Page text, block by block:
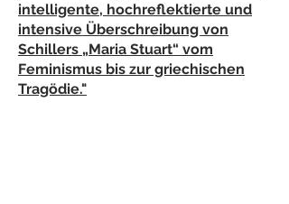
intelligente, hochreflektierte und
intensive Überschreibung von
Schillers „Maria Stuart“ vom
Feminismus bis zur griechischen
Tragödie."